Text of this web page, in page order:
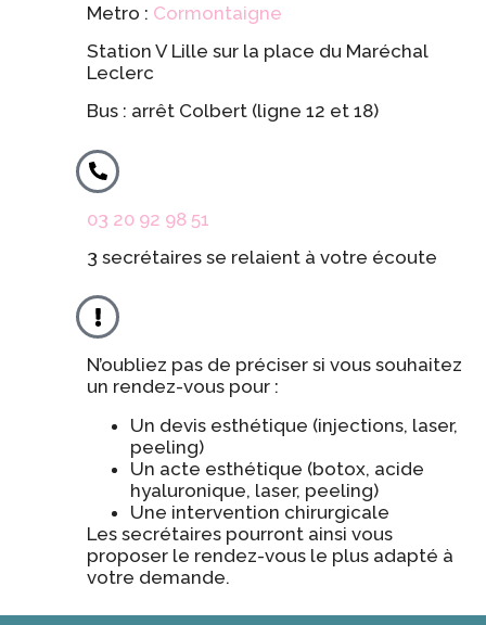
Metro : Cormontaigne
Station V Lille sur la place du Maréchal
Leclerc
Bus : arrêt Colbert (ligne 12 et 18)
03 20 92 98 51
3 secrétaires se relaient à votre écoute
N’oubliez pas de préciser si vous souhaitez
un rendez-vous pour :
Un devis esthétique (injections, laser,
peeling)
Un acte esthétique (botox, acide
hyaluronique, laser, peeling)
Une intervention chirurgicale
Les secrétaires pourront ainsi vous
proposer le rendez-vous le plus adapté à
votre demande.